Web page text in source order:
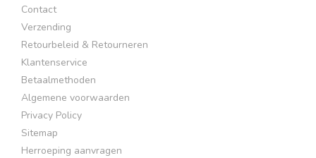
Contact
Verzending
Retourbeleid & Retourneren
Klantenservice
Betaalmethoden
Algemene voorwaarden
Privacy Policy
Sitemap
Herroeping aanvragen